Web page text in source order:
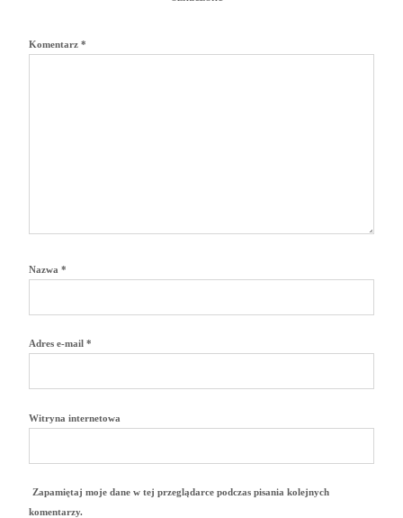
Komentarz *
Nazwa *
Adres e-mail *
Witryna internetowa
Zapamiętaj moje dane w tej przeglądarce podczas pisania kolejnych
komentarzy.